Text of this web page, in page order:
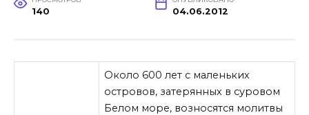
140 04.06.2012
Около 600 лет с маленьких
островов, затерянных в суровом
Белом море, возносятся молитвы